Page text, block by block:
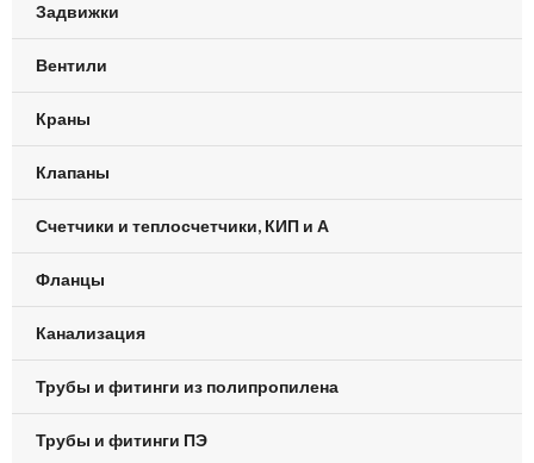
Задвижки
Вентили
Краны
Клапаны
Счетчики и теплосчетчики, КИП и А
Фланцы
Канализация
Трубы и фитинги из полипропилена
Трубы и фитинги ПЭ